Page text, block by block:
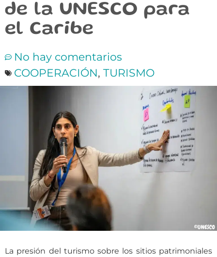
de la UNESCO para
el Caribe
No hay comentarios
COOPERACIÓN, TURISMO
La presión del turismo sobre los sitios patrimoniales